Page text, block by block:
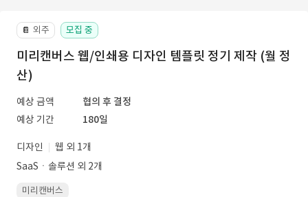
📔 외주 모집 중
미리캔버스 웹/인쇄용 디자인 템플릿 정기 제작 (월 정
산)
예상 금액
협의 후 결정
예상 기간
180일
디자인
웹 외 1개
SaaSㆍ솔루션 외 2개
미리캔버스